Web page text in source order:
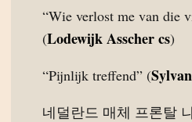
“Wie verlost me van die
(Lodewijk Asscher cs)
“Pijnlijk treffend” (
네덜란드 매체 프론탈